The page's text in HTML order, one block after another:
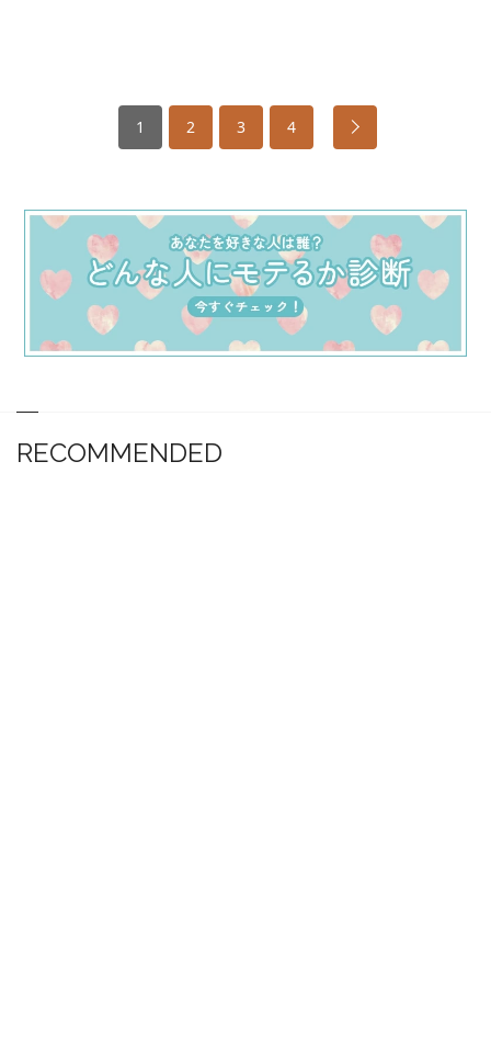
1 2 3 4
RECOMMENDED